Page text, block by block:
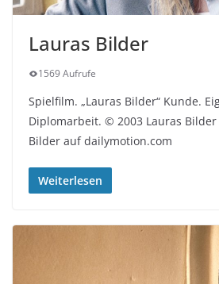
Lauras Bilder
1569 Aufrufe
Spielfilm. „Lauras Bilder“ Kunde.
Diplomarbeit. © 2003 Lauras Bilder
Bilder auf dailymotion.com
Weiterlesen